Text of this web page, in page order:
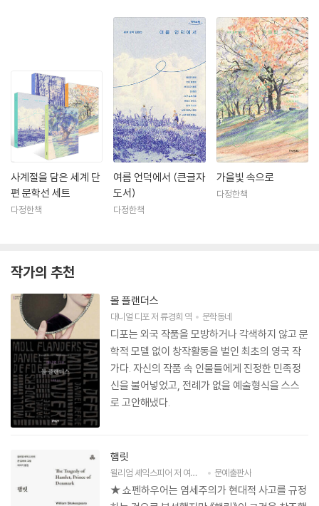
그가 쓴 최초의 책이라 할 수 있는 시집 『실내악』이 1907년에 런던에서 출
판되었고, 첫 소설집 『더블린 사람들』이 1914년에 출판되었다. 『더블린 사
람들』은 아일랜드의 수도 더블린에 대한 사실주의자의 연구서로서, 더블
린의 삶의 모습을 사실적으로 재현함으로써 숨겨진 진리를 효과적으로 드
러낸 뛰어난 작품이다. 이탈리아가 제1차 세계대전에 개입하게 되자 조이
스는 스위스의 취리히로 건너가서 1919년까지 머물렀다. 이 기간 동안에
그는 『젊은 예술가의 초상』(1916)과 희곡 작품인 『망명자들』(1918)을 출
판했다. 제1차 세계대전이 끝나고 잠시 트리에스테로 돌아온 조이스는 191
4년부터 착수한 『율리시즈』의 출판을 위해 파리로 이사했다. 1922년 그의
생일에 파리에서 이 책이 출판되자 그에게 세계적인 명성을 안겨 주었다.
그해에 시작된 『피네간의 경야』는 녹내장으로 인한 그의 시력의 악화와 딸
의 정신분열증으로 인한 시련에도 불구하고 마침내 완성되어 1939년에
3일 58세의 나이로 사망하여 플룬테른 묘지에 안장되었다.
사계절을 담은 세계 단
편 문학선 세트
다정한책
여름 언덕에서 (큰글자
도서)
다정한책
가을빛 속으로
다정한책
작가의 추천
몰 플랜더스
대니얼 디포저류경희 역 문학동네
디포는 외국 작품을 모방하거나 각색하지 않고 문
학적 모델 없이 창작활동을 벌인 최초의 영국 작
가다. 자신의 작품 속 인물들에게 진정한 민족정
신을 불어넣었고, 전례가 없을 예술형식을 스스
로 고안해냈다.
햄릿
윌리엄 셰익스피어저 여석기 역문예출판사
★ 쇼펜하우어는 염세주의가 현대적 사고를 규정